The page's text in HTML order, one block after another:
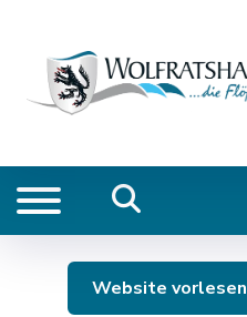
Website vorlesen